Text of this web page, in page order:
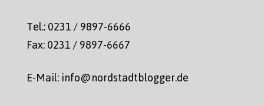
Tel.: 0231 / 9897-6666
Fax: 0231 / 9897-6667
E-Mail: info@nordstadtblogger.de